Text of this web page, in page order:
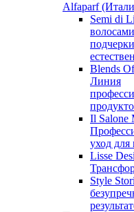
Alfaparf
Semi di
Blends
Линия
Il Salone
уход для
Lisse
Style